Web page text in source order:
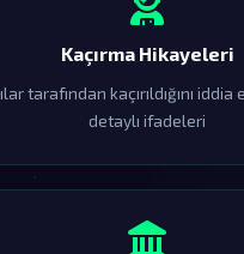
Kaçırma Hikayeleri
tarafından kaçırıldığını
detaylı ifadeleri